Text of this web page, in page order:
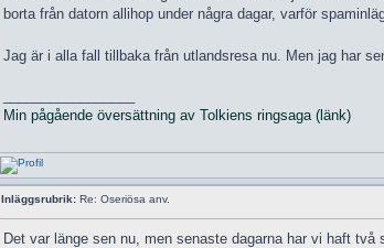
borta från datorn allihop under några dagar, varför
Jag är i alla fall tillbaka från utlandsresa nu. Men jag har
Min pågående översättning av Tolkiens ringsaga (länk)
Inläggsrubrik: Re: Oseriösa anv.
Det var länge sen nu, men senaste dagarna har vi haft